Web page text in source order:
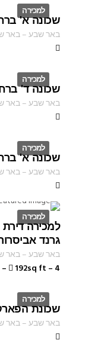
למכירה
ID
שכונה א'
באר שבע–באר
למכירה
ID
שכונה ד'
באר שבע–באר
למכירה
ID
שכונה א'
באר שבע–באר
למכירה
ID
גרנד
באר שבע–באר
192sq ft – 4
–
למכירה
ID
שכונת הפארק
באר שבע–באר